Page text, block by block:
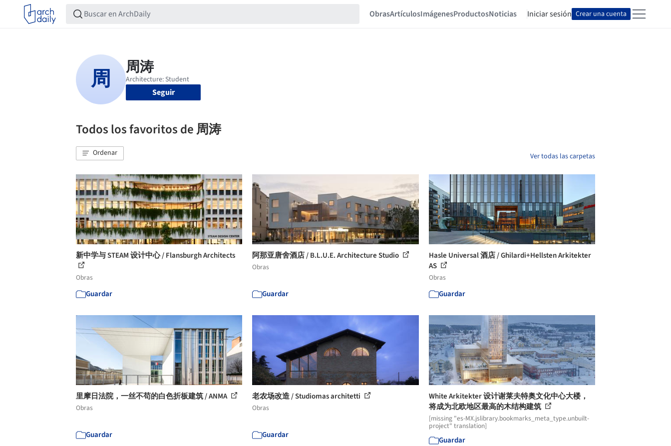
ObrasArtículosImágenesProductosNoticias Iniciar sesión Crear una cuenta
Seguir
Todos los favoritos de 周涛
Ordenar Ver todas las carpetas
新中学与 STEAM 设计中心 / Flansburgh Architects
Obras
Guardar
阿那亚唐舍酒店 / B.L.U.E. Architecture Studio
Obras
Guardar
Hasle Universal 酒店 / Ghilardi+Hellsten Arkitekter
AS
Obras
Guardar
里摩日法院，一丝不苟的白色折板建筑 / ANMA
Obras
Guardar
老农场改造 / Studiomas architetti
Obras
Guardar
White Arkitekter 设计谢莱夫特奥文化中心大楼，
将成为北欧地区最高的木结构建筑
[missing "es-MX.jslibrary.bookmarks_meta_type.unbuilt-
project" translation]
Guardar